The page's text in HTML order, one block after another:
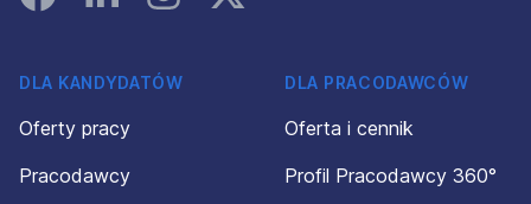
DLA KANDYDATÓW
Oferty pracy
Pracodawcy
DLA PRACODAWCÓW
Oferta i cennik
Profil Pracodawcy 360°